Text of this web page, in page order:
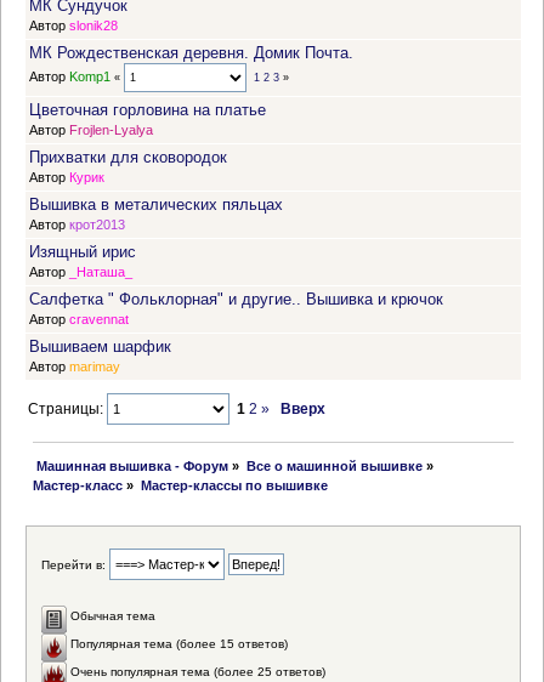
МК Сундучок
Автор slonik28
МК Рождественская деревня. Домик Почта.
Автор Komp1 « 1 2 3»
Цветочная горловина на платье
Автор Frojlen-Lyalya
Прихватки для сковородок
Автор Курик
Вышивка в металических пяльцах
Автор крот2013
Изящный ирис
Автор _Наташа_
Салфетка " Фольклорная" и другие.. Вышивка и крючок
Автор cravennat
Вышиваем шарфик
Автор marimay
Страницы: 1 2 » Вверх
Машинная вышивка - Форум » Все о машинной вышивке»
Мастер-класс » Мастер-классы по вышивке
Перейти в:
Обычная тема
Популярная тема (более 15 ответов)
Очень популярная тема (более 25 ответов)